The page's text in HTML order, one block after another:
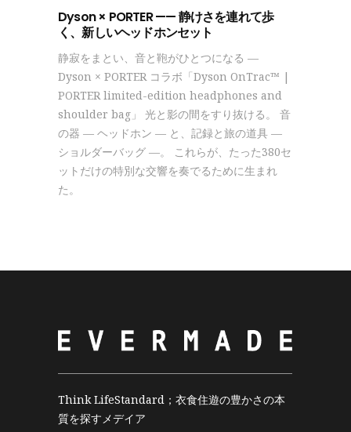
Dyson × PORTER —— 静けさを連れて歩
く、新しいヘッドホンセット
静寂をまとい、音と鞄がひとつになる —
Dyson × PORTER コラボ「Dyson OnTrac™ |
PORTER limited-edition headphones and
shoulder bag」 光と影の間をすり抜ける。 音
の器 — ヘッドホン — と、記録と旅の道具 —
ショルダーバッグ —。 これらが、たった380セ
ットだけの特別な交響を奏でるために生まれ
た。
Think LifeStandard；衣食住遊の豊かさの本
質を探すメデイア